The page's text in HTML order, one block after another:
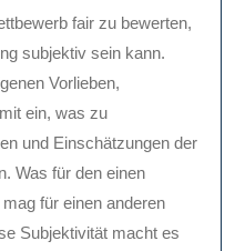
fair zu bewerten,
subjektiv sein kann.
Vorlieben,
ein, was zu
und Einschätzungen der
Was für den einen
für einen anderen
Subjektivität macht es